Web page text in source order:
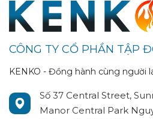
CÔNG TY CỔ PHẦN TẬP
KENKO - Đồng hành cùng người
Số 37 Central Street,
Manor Central Park